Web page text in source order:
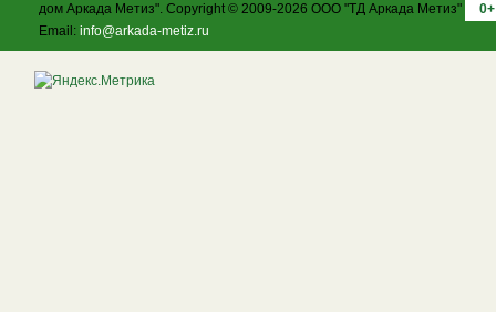
дом Аркада Метиз". Copyright © 2009-2026 ООО "ТД Аркада Метиз"
0+
Email: info@arkada-metiz.ru